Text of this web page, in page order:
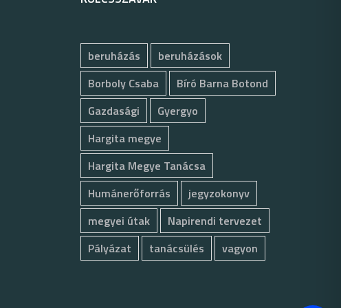
beruházás
beruházások
Borboly Csaba
Bíró Barna Botond
Gazdasági
Gyergyo
Hargita megye
Hargita Megye Tanácsa
Humánerőforrás
jegyzokonyv
megyei útak
Napirendi tervezet
Pályázat
tanácsülés vagyon